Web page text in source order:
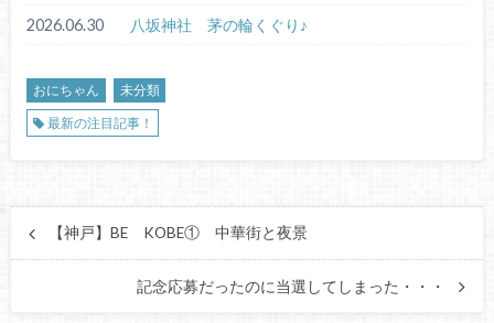
2026.06.30 八坂神社 茅の輪くぐり♪
おにちゃん
未分類
最新の注目記事！
【神戸】BE KOBE① 中華街と夜景
記念応募だったのに当選してしまった・・・